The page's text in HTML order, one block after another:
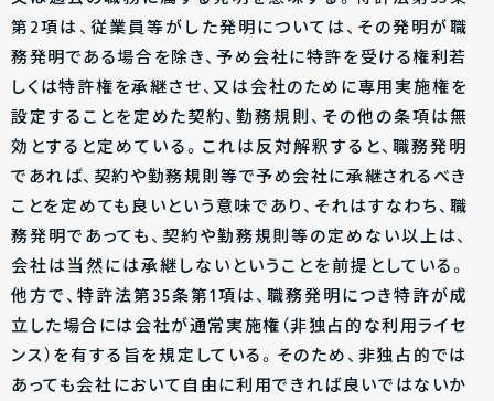
第2項は、従業員等がした発明については、その発明が職
務発明である場合を除き、予め会社に特許を受ける権利若
しくは特許権を承継させ、又は会社のために専用実施権を
設定することを定めた契約、勤務規則、その他の条項は無
効とすると定めている。これは反対解釈すると、職務発明
であれば、契約や勤務規則等で予め会社に承継されるべき
ことを定めても良いという意味であり、それはすなわち、職
務発明であっても、契約や勤務規則等の定めない以上は、
会社は当然には承継しないということを前提としている。
他方で、特許法第35条第1項は、職務発明につき特許が成
立した場合には会社が通常実施権（非独占的な利用ライセ
ンス）を有する旨を規定している。そのため、非独占的では
あっても会社において自由に利用できれば良いではないか